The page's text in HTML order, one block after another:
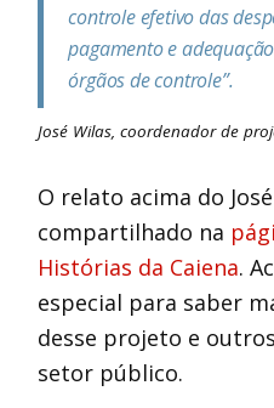
controle efetivo das
pagamento e
órgãos de controle”.
José Wilas, coordenador de
O relato acima do
compartilhado na
Histórias da Caiena.
especial para saber
desse projeto e
setor público.